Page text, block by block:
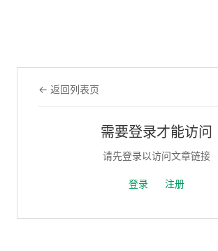
← 返回列表页
需要登录才能访问
请先登录以访问文章链接
登录 注册